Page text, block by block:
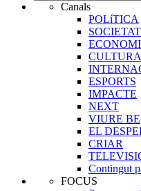
Canals
POLíTICA
SOCIETAT
CULTURA
ESPORTS
IMPACTE
NEXT
VIURE BE
EL
CRIAR
Contingut
FOCUS